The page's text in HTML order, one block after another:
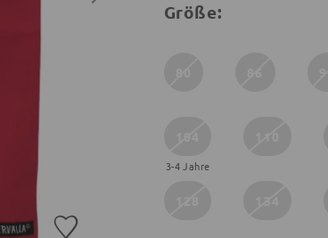
Größe:
3-4 Jahre